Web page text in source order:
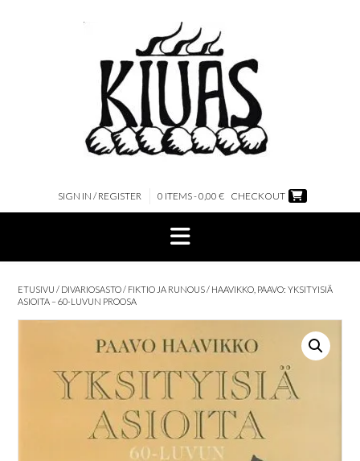
SIGN IN / REGISTER 0 ITEMS - 0,00 € CHECKOUT
ETUSIVU / DIVARIOSASTO/ FIKTIO JA RUNOUS/ HAAVIKKO, PAAVO: YKSITYISIÄ
ASIOITA – 60-LUVUN PROOSA